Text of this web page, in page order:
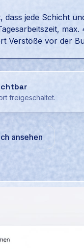
jede Schicht
Verstöße vor der
freigeschaltet.
ansehen